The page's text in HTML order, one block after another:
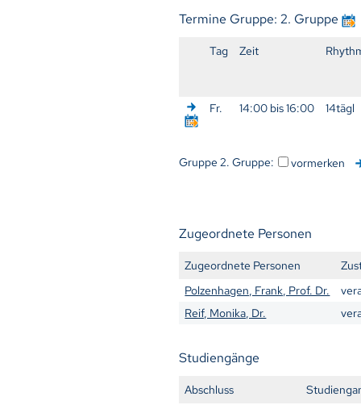
Termine Gruppe: 2. Gruppe
Tag Zeit
Fr. 14:00 bis 16:00 14tägl
Gruppe 2. Gruppe: vormerken
Zugeordnete Personen
Zugeordnete Personen
Polzenhagen, Frank, Prof. Dr.
Reif, Monika, Dr.
Studiengänge
Abschluss